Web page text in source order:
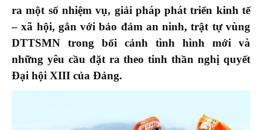
ra một số nhiệm vụ, giải pháp phát triển kinh tế
– xã hội, gắn với bảo đảm an ninh, trật tự vùng
DTTSMN trong bối cảnh tình hình mới và
những yêu cầu đặt ra theo tinh thần nghị quyết
Đại hội XIII của Đảng.